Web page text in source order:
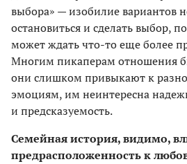
выбора» — изобилие вариантов
остановиться и сделать выбор,
может ждать что-то еще более
Многим пикаперам отношения
они слишком привыкают к
эмоциям, им неинтересна
и предсказуемость.
Семейная история, видимо,
предрасположенность к